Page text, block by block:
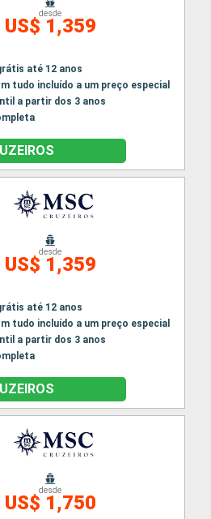
desde
US$ 1,359
até 12 anos
tudo incluído a um preço especial
a partir dos 3 anos
desde
US$ 1,359
até 12 anos
tudo incluído a um preço especial
a partir dos 3 anos
desde
US$ 1,750